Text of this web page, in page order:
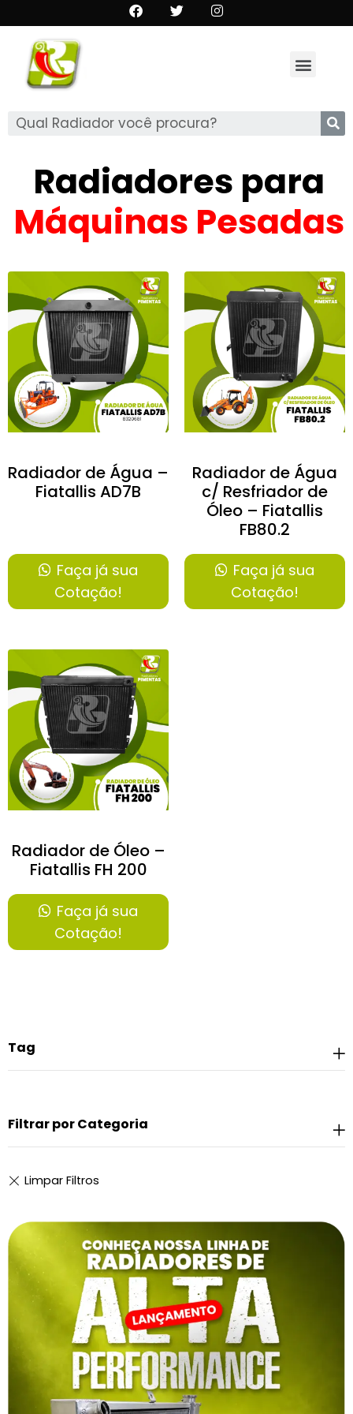
Radiadores para
Máquinas Pesadas
Radiador de Água –
Fiatallis AD7B
Faça já sua
Cotação!
Radiador de Água
c/ Resfriador de
Óleo – Fiatallis
FB80.2
Faça já sua
Cotação!
Radiador de Óleo –
Fiatallis FH 200
Faça já sua
Cotação!
Tag
Filtrar por Categoria